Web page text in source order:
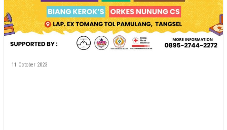
11 October 2023